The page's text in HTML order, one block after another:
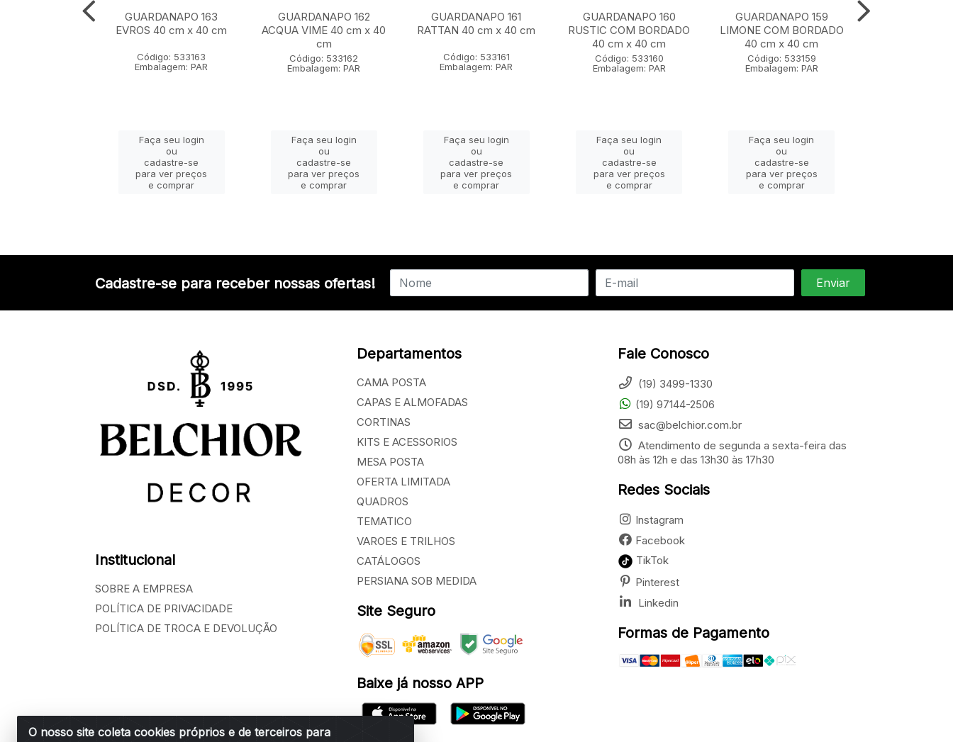
GUARDANAPO 163
EVROS 40 cm x 40 cm
Código: 533163
Embalagem: PAR
Faça seu login
ou
cadastre-se
para ver preços
e comprar
GUARDANAPO 162
ACQUA VIME 40 cm x 40
cm
Código: 533162
Embalagem: PAR
Faça seu login
ou
cadastre-se
para ver preços
e comprar
GUARDANAPO 161
RATTAN 40 cm x 40 cm
Código: 533161
Embalagem: PAR
Faça seu login
ou
cadastre-se
para ver preços
e comprar
GUARDANAPO 160
RUSTIC COM BORDADO
40 cm x 40 cm
Código: 533160
Embalagem: PAR
Faça seu login
ou
cadastre-se
para ver preços
e comprar
GUARDANAPO 159
LIMONE COM BORDADO
40 cm x 40 cm
Código: 533159
Embalagem: PAR
Faça seu login
ou
cadastre-se
para ver preços
e comprar
O nosso site coleta cookies próprios e de terceiros para
Cadastre-se para receber nossas ofertas!
Institucional
SOBRE A EMPRESA
POLÍTICA DE PRIVACIDADE
POLÍTICA DE TROCA E DEVOLUÇÃO
Departamentos
CAMA POSTA
CAPAS E ALMOFADAS
CORTINAS
KITS E ACESSORIOS
MESA POSTA
OFERTA LIMITADA
QUADROS
TEMATICO
VAROES E TRILHOS
CATÁLOGOS
PERSIANA SOB MEDIDA
Site Seguro
Baixe já nosso APP
Fale Conosco
(19) 3499-1330
(19) 97144-2506
sac@belchior.com.br
Atendimento de segunda a sexta-feira das
08h às 12h e das 13h30 às 17h30
Redes Sociais
Instagram
Facebook
TikTok
Pinterest
Linkedin
Formas de Pagamento